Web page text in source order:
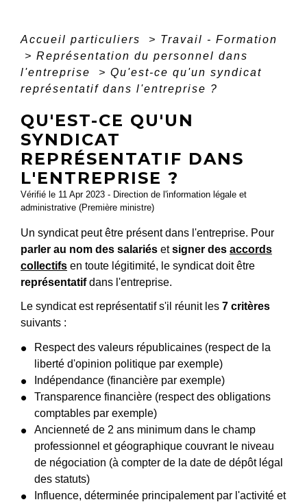
Accueil particuliers > Travail - Formation
> Représentation du personnel dans
l'entreprise
> Qu'est-ce qu'un syndicat
représentatif dans l'entreprise ?
QU'EST-CE QU'UN
SYNDICAT
REPRÉSENTATIF DANS
L'ENTREPRISE ?
Vérifié le 11 Apr 2023 - Direction de l'information légale et
administrative (Première ministre)
Un syndicat peut être présent dans l'entreprise. Pour
parler au nom des salariés etsigner des accords
collectifs en toute légitimité, le syndicat doit être
représentatifdans l'entreprise.
Le syndicat est représentatif s'il réunit les 7 critères
suivants :
Respect des valeurs républicaines (respect de la
liberté d'opinion politique par exemple)
Indépendance (financière par exemple)
Transparence financière (respect des obligations
comptables par exemple)
Ancienneté de 2 ans minimum dans le champ
professionnel et géographique couvrant le niveau
de négociation (à compter de la date de dépôt légal
des statuts)
Influence, déterminée principalement par l'activité et